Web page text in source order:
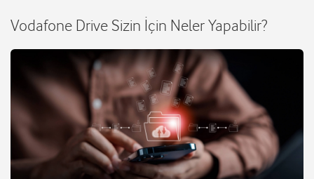
Vodafone Drive Sizin İçin Neler Yapabilir?